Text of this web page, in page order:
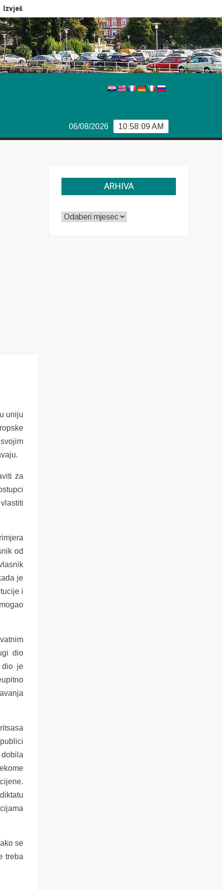
Europola
10:58:10 AM
06/08/2026
uniju
za
od
je
i
dio
dio je
.
se
treba
ARHIVA
ARHIVA